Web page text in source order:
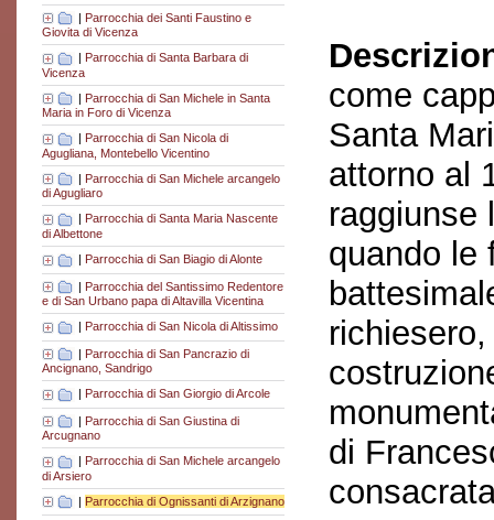
| Parrocchia dei Santi Faustino e
Giovita di Vicenza
Parrocchia di Santa Barbara di
Vicenza
| Parrocchia di San Michele in Santa
Maria in Foro di Vicenza
Parrocchia di San Nicola di
Agugliana, Montebello Vicentino
| Parrocchia di San Michele arcangelo
di Agugliaro
Parrocchia di Santa Maria Nascente
di Albettone
| Parrocchia di San Biagio di Alonte
| Parrocchia del Santissimo Redentore
e di San Urbano papa di Altavilla Vicentina
| Parrocchia di San Nicola di Altissimo
| Parrocchia di San Pancrazio di
Ancignano, Sandrigo
| Parrocchia di San Giorgio di Arcole
| Parrocchia di San Giustina di
Arcugnano
Parrocchia di San Michele arcangelo
di Arsiero
| Parrocchia di Ognissanti di Arzignano
come
Santa
attorno al
raggiunse
quando le
di